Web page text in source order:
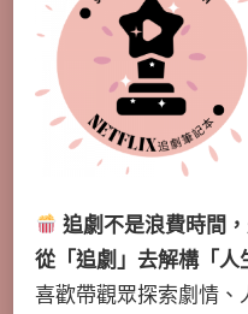
追劇不是浪費時間
從「追劇」去解構「人
喜歡帶觀眾探索劇情